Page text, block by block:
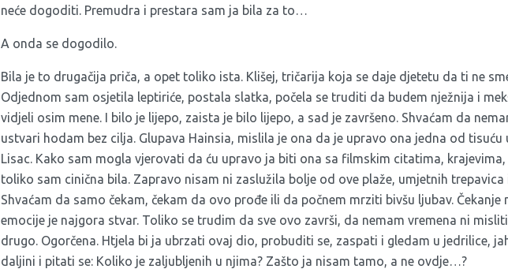
neće dogoditi. Premudra i prestara sam ja bila za to…
A onda se dogodilo.
Bila je to drugačija priča, a opet toliko ista. Klišej, tričarija koja se daje djetetu da ti ne
Odjednom sam osjetila leptiriće, postala slatka, počela se truditi da budem nježnija i
vidjeli osim mene. I bilo je lijepo, zaista je bilo lijepo, a sad je završeno. Shvaćam da
ustvari hodam bez cilja. Glupava Hainsia, mislila je ona da je upravo ona jedna od tisuću
Lisac. Kako sam mogla vjerovati da ću upravo ja biti ona sa filmskim citatima,
toliko sam cinična bila. Zapravo nisam ni zaslužila bolje od ove plaže, umjetnih trepavica
Shvaćam da samo čekam, čekam da ovo prođe ili da počnem mrziti bivšu ljubav. Čekanje
emocije je najgora stvar. Toliko se trudim da sve ovo završi, da nemam vremena ni
drugo. Ogorčena. Htjela bi ja ubrzati ovaj dio, probuditi se, zaspati i gledam u jedrilice,
daljini i pitati se: Koliko je zaljubljenih u njima? Zašto ja nisam tamo, a ne ovdje…?